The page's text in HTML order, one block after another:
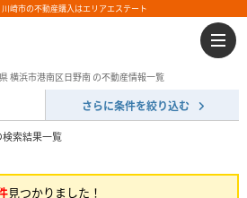
崎市の不動産購入はエリアエステート
横浜市港南区日野南 の不動産情報一覧
さらに条件を絞り込む
索結果一覧
見つかりました！